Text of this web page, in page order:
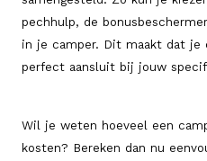
pechhulp, de
in je camper. Dit maakt dat je
perfect aansluit bij jouw
Wil je weten hoeveel een
kosten? Bereken dan nu